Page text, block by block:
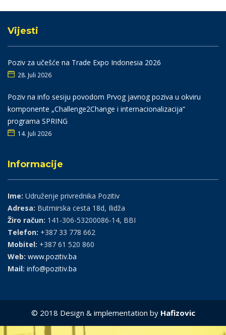
Vijesti
Poziv za učešće na Trade Expo Indonesia 2026
28. Juli 2026
Poziv na info sesiju povodom Prvog javnog poziva u okviru
komponente „Challenge2Change i internacionalizacija“
programa SPRING
14. Juli 2026
Informacije
Ime: Udruženje privrednika Pozitiv
Adresa: Butmirska cesta 18d, Ilidža
Žiro račun: 141-306-53200086-14, BBI
Telefon: +387 33 778 662
Mobitel: +387 61 520 860
Web: www.pozitiv.ba
Mail: info@pozitiv.ba
© 2018 Design & implementation by Hafizovic